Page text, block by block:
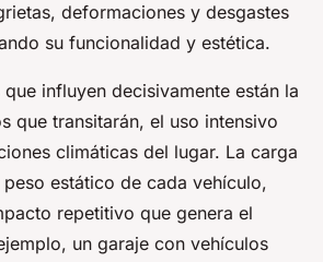
deformaciones y desgastes
su funcionalidad y estética.
influyen decisivamente están la
que transitarán, el uso intensivo
climáticas del lugar. La carga
estático de cada vehículo,
repetitivo que genera el
un garaje con vehículos